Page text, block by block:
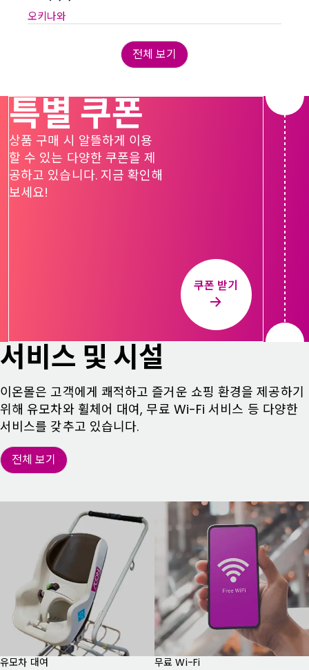
오키나와
전체 보기
특별 쿠폰
상품 구매 시 알뜰하게 이용
할 수 있는 다양한 쿠폰을 제
공하고 있습니다. 지금 확인해
보세요!
쿠폰 받기
서비스 및 시설
이온몰은 고객에게 쾌적하고 즐거운 쇼핑 환경을 제공하기
위해 유모차와 휠체어 대여, 무료 Wi-Fi 서비스 등 다양한
서비스를 갖추고 있습니다.
전체 보기
유모차 대여 무료 Wi-Fi